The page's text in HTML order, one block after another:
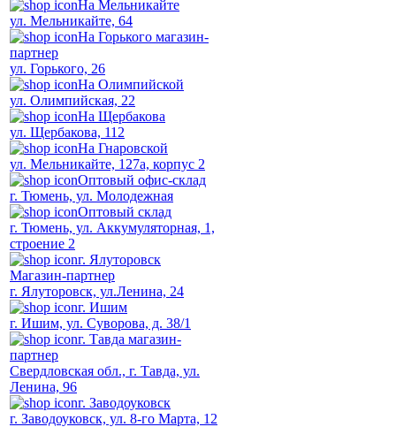
На Мельникайте
ул. Мельникайте, 64
На Горького магазин-
партнер
ул. Горького, 26
На Олимпийской
ул. Олимпийская, 22
На Щербакова
ул. Щербакова, 112
На Гнаровской
ул. Мельникайте, 127а, корпус 2
Оптовый офис-склад
г. Тюмень, ул. Молодежная
Оптовый склад
г. Тюмень, ул. Аккумуляторная, 1,
строение 2
г. Ялуторовск
Магазин-партнер
г. Ялуторовск, ул.Ленина, 24
г. Ишим
г. Ишим, ул. Суворова, д. 38/1
г. Тавда магазин-
партнер
Свердловская обл., г. Тавда, ул.
Ленина, 96
г. Заводоуковск
г. Заводоуковск, ул. 8-го Марта, 12